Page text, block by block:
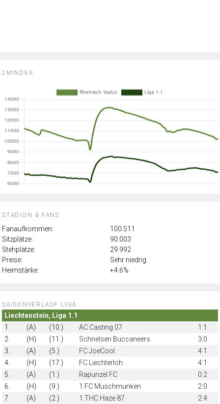
2MINDEX:
STADION & FANS:
Fanaufkommen:
100.511
Sitzplätze:
90.003
Stehplätze:
29.992
Preise:
Sehr niedrig
Heimstärke:
+4.6%
SAISONVERLAUF LIGA:
Liechtenstein, Liga 1.1
1.
(A) (10.) AC Casting 07
1:1
2.
(H) (11.) Schnelsen Buccaneers
3:0
3.
(A) (5.) FC JoeCool
4:1
4.
(H) (17.) FC Liechterloh
4:1
5.
(A) (1.) Rapunzel FC
0:2
6.
(H) (9.) 1.FC Muschmunken
2:0
7.
(A) (2.) 1.THC Haze 87
2:4